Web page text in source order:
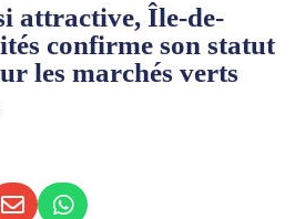
attractive, Île-de-
confirme son statut
les marchés verts
 